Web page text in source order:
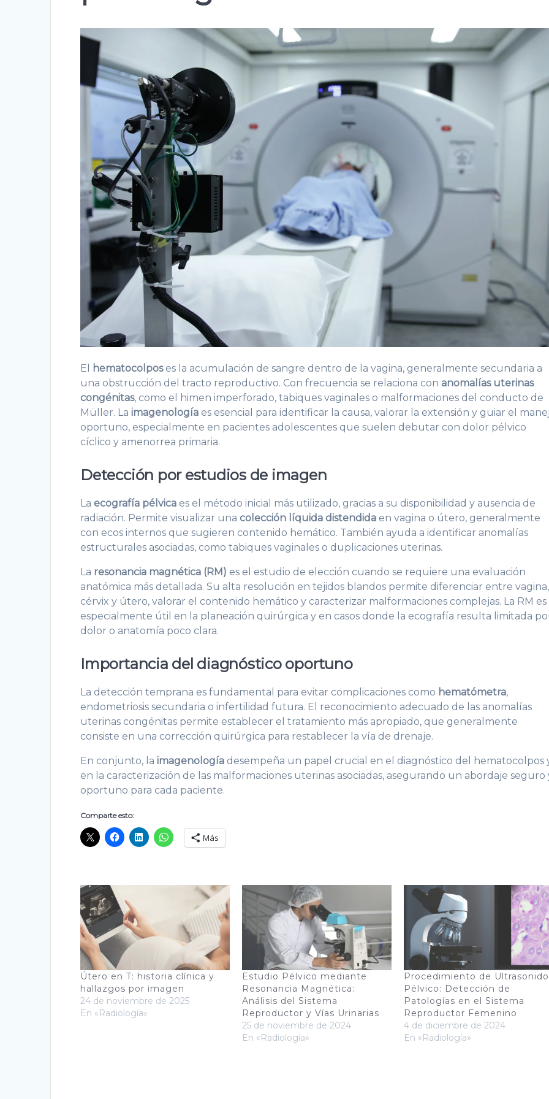
El hematocolposes la acumulación de sangre dentro de la vagina, generalmente secundaria a
una obstrucción del tracto reproductivo. Con frecuencia se relaciona con anomalías uterinas
congénitas, como el himen imperforado, tabiques vaginales o malformaciones del conducto de
Müller. Laimagenología es esencial para identificar la causa, valorar la extensión y guiar el
oportuno, especialmente en pacientes adolescentes que suelen debutar con dolor pélvico
cíclico y amenorrea primaria.
Detección por estudios de imagen
La ecografía pélvica es el método inicial más utilizado, gracias a su disponibilidad y ausencia de
radiación. Permite visualizar una colección líquida distendida en vagina o útero, generalmente
con ecos internos que sugieren contenido hemático. También ayuda a identificar anomalías
estructurales asociadas, como tabiques vaginales o duplicaciones uterinas.
La resonancia magnética (RM) es el estudio de elección cuando se requiere una evaluación
anatómica más detallada. Su alta resolución en tejidos blandos permite diferenciar entre vagina,
cérvix y útero, valorar el contenido hemático y caracterizar malformaciones complejas. La RM es
especialmente útil en la planeación quirúrgica y en casos donde la ecografía resulta limitada
dolor o anatomía poco clara.
Importancia del diagnóstico oportuno
La detección temprana es fundamental para evitar complicaciones como hematómetra,
endometriosis secundaria o infertilidad futura. El reconocimiento adecuado de las anomalías
uterinas congénitas permite establecer el tratamiento más apropiado, que generalmente
consiste en una corrección quirúrgica para restablecer la vía de drenaje.
En conjunto, laimagenología desempeña un papel crucial en el diagnóstico del hematocolpos
en la caracterización de las malformaciones uterinas asociadas, asegurando un abordaje seguro
oportuno para cada paciente.
Comparte esto:
Más
Útero en T: historia clínica y
hallazgos por imagen
24 de noviembre de 2025
En «Radiología»
Estudio Pélvico mediante
Resonancia Magnética:
Análisis del Sistema
Reproductor y Vías Urinarias
25 de noviembre de 2024
En «Radiología»
Procedimiento de Ultrasonido
Pélvico: Detección de
Patologías en el Sistema
Reproductor Femenino
4 de diciembre de 2024
En «Radiología»